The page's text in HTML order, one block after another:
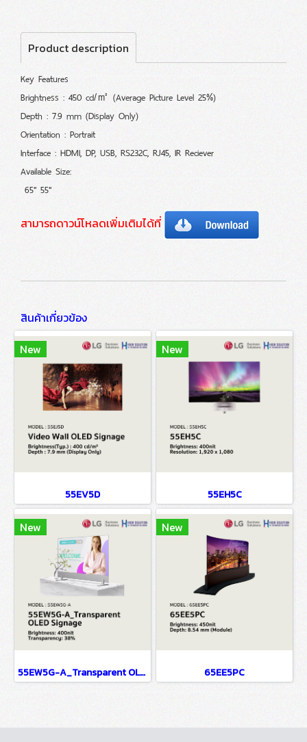
Product description
Key Features
Brightness : 450 cd/㎡ (Average Picture Level 25%)
Depth : 7.9 mm (Display Only)
Orientation : Portrait
Interface : HDMI, DP, USB, RS232C, RJ45, IR Reciever
Available Size:
65" 55"
สามารถดาวน์โหลดเพิ่มเติมได้ที่
สินค้าเกี่ยวข้อง
New
55EV5D
New
55EH5C
New
55EW5G-A_Transparent OLED Signage
New
65EE5PC